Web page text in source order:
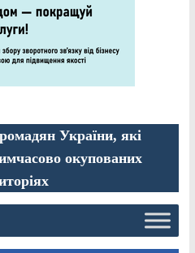
України, які
окупованих